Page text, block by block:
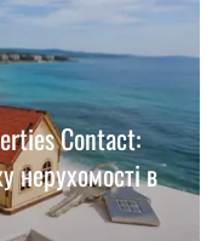
Contact:
нерухомості в